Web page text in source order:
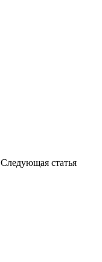
Следующая статья